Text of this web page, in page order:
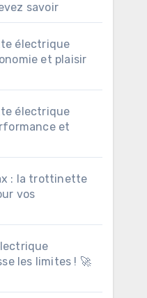
savoir
électrique
et plaisir
électrique
et
: la trottinette
vos
les limites ! 🚀